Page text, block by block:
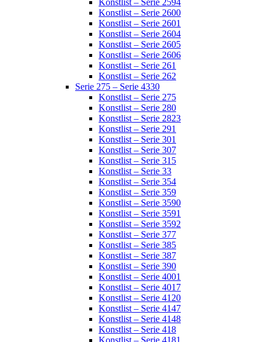
Konstlist – Serie 2594
Konstlist – Serie 2600
Konstlist – Serie 2601
Konstlist – Serie 2604
Konstlist – Serie 2605
Konstlist – Serie 2606
Konstlist – Serie 261
Konstlist – Serie 262
Serie 275 – Serie 4330
Konstlist – Serie 275
Konstlist – Serie 280
Konstlist – Serie 2823
Konstlist – Serie 291
Konstlist – Serie 301
Konstlist – Serie 307
Konstlist – Serie 315
Konstlist – Serie 33
Konstlist – Serie 354
Konstlist – Serie 359
Konstlist – Serie 3590
Konstlist – Serie 3591
Konstlist – Serie 3592
Konstlist – Serie 377
Konstlist – Serie 385
Konstlist – Serie 387
Konstlist – Serie 390
Konstlist – Serie 4001
Konstlist – Serie 4017
Konstlist – Serie 4120
Konstlist – Serie 4147
Konstlist – Serie 4148
Konstlist – Serie 418
Konstlist – Serie 4181